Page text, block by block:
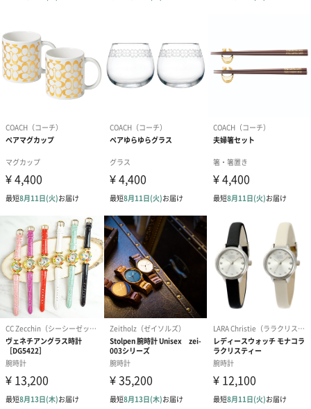
ッション・ブランド
COACH（コーチ）は、1941年にニューヨーク・マンハッタンで創
立されたグローバルファッション・ブランドです。
高度な職人技術に支えられた高品質かつ、手の届く価格帯のアク
てその人気を確立しています。
するブランドとして世界中で支持されています。
商品詳細情報
外装サイズ
幅10.5cmX縦8cmX高さ10cm
対象の性別
女性
腕時計ムーブ
メントタイプ
クォーツ
マーク（アナ
ログ・デジタ
ル）
アナログ
防水タイプか
否か